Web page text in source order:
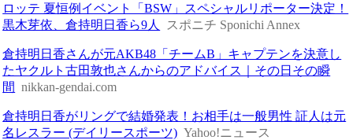
ロッテ 夏恒例イベント「BSW」スペシャルリポーター決定！
黒木芽依、倉持明日香ら9人
スポニチ Sponichi Annex
倉持明日香さんが元AKB48「チームB」キャプテンを決意し
たヤクルト古田敦也さんからのアドバイス｜その日その瞬
間 nikkan-gendai.com
倉持明日香がリングで結婚発表！お相手は一般男性 証人は元
名レスラー (デイリースポーツ) Yahoo!ニュース